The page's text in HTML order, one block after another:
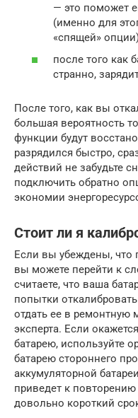
— это поможет
(именно для
«спящей»
после того как
странно,
После того, как вы
большая вероятность
функции будут
разрядился быстро,
действий не забудьте
подключить обратно
экономии
Стоит ли я
Если вы убеждены, что
вы можете перейти к
считаете, что ваша
попытки
отдать ее в ремонтную
эксперта. Если
батарею, используйте
батарею стороннего
аккумуляторной
приведет к
довольно короткий